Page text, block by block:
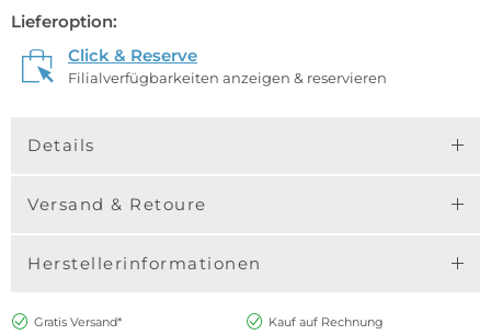
Lieferoption:
Click & Reserve
Filialverfügbarkeiten anzeigen & reservieren
Details
Versand & Retoure
Herstellerinformationen
Gratis Versand*
Kauf auf Rechnung